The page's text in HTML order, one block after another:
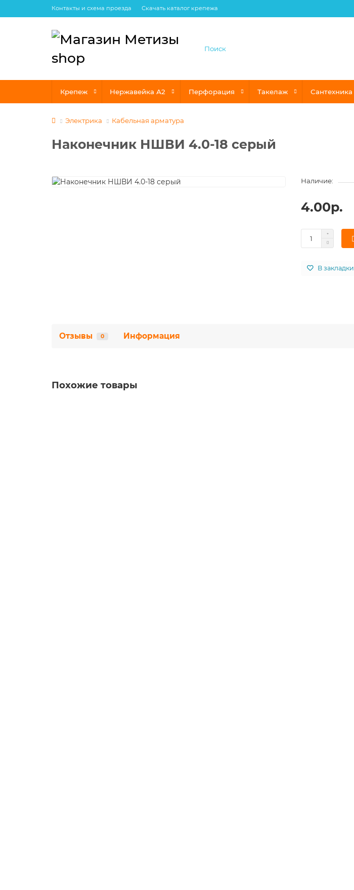
Контакты и схема проезда Скачать каталог крепежа
Крепеж Нержавейка А2 Перфорация Такелаж Сантехника
Электрика Кабельная арматура
Наконечник НШВИ 4.0-18 серый
Наличие:
4.00р.
В закладки
Отзывы 0 Информация
Похожие товары